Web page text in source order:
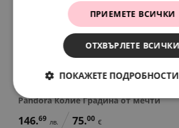
Pandora Колие Градина от мечти
146.69 лв. 75.00 €
ПРИЕМЕТЕ ВСИЧКИ
ОТХВЪРЛЕТЕ ВСИЧКИ
ПОКАЖЕТЕ ПОДРОБНОСТИ